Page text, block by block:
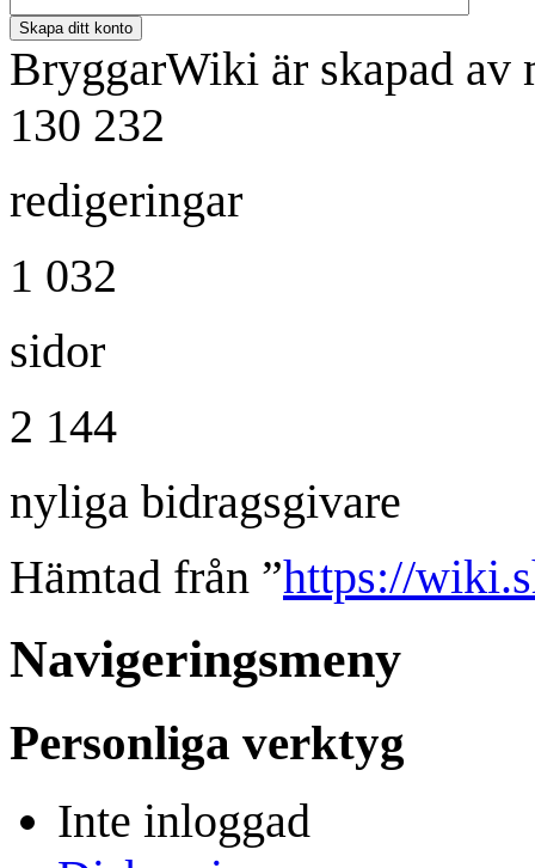
Skapa ditt konto
BryggarWiki är skapad av
130 232
redigeringar
1 032
sidor
2 144
nyliga bidragsgivare
Hämtad från ”https://
Navigeringsmeny
Personliga verktyg
Inte inloggad